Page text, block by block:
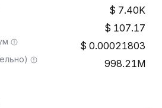
7.40K
107.17
0.00021803
998.21M